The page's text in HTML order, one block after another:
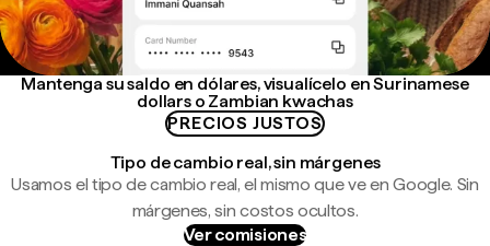
Mantenga su saldo en dólares, visualícelo en Surinamese
dollars o Zambian kwachas
PRECIOS JUSTOS
Tipo de cambio real, sin márgenes
Usamos el tipo de cambio real, el mismo que ve en Google. Sin
márgenes, sin costos ocultos.
Ver comisiones